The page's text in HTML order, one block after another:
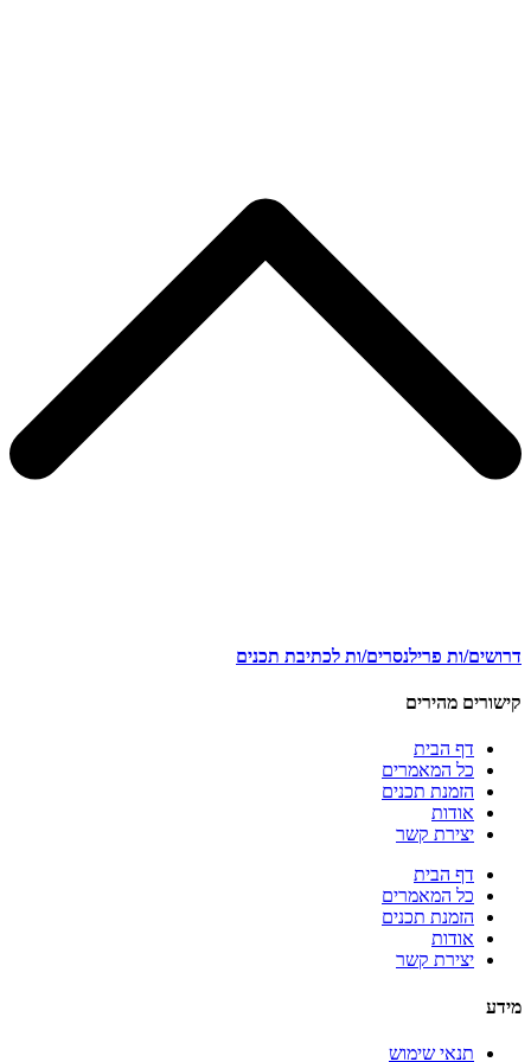
דרושים/ות פרילנסרים/ות לכתיבת תכנים
קישורים מהירים
דף הבית
כל המאמרים
הזמנת תכנים
אודות
יצירת קשר
דף הבית
כל המאמרים
הזמנת תכנים
אודות
יצירת קשר
מידע
תנאי שימוש